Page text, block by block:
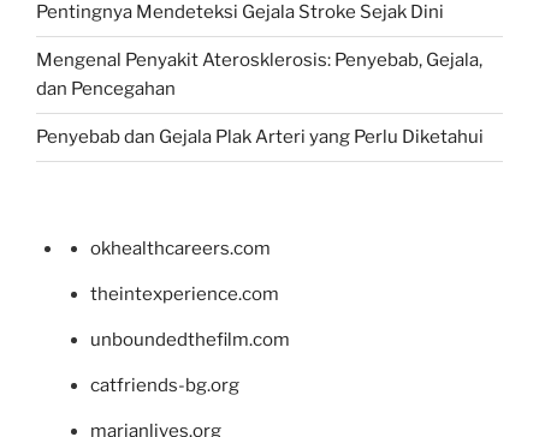
Pentingnya Mendeteksi Gejala Stroke Sejak Dini
Mengenal Penyakit Aterosklerosis: Penyebab, Gejala,
dan Pencegahan
Penyebab dan Gejala Plak Arteri yang Perlu Diketahui
okhealthcareers.com
theintexperience.com
unboundedthefilm.com
catfriends-bg.org
marianlives.org